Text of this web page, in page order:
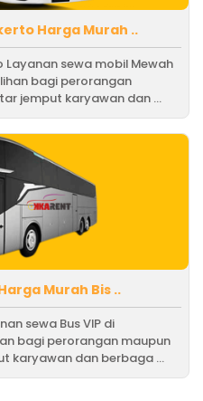
Harga Murah ..
Layanan sewa mobil Mewah
bagi perorangan
jemput karyawan dan ...
Murah Bis ..
sewa Bus VIP di
bagi perorangan maupun
karyawan dan berbaga ...